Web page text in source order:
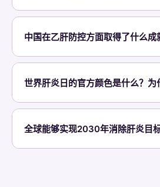
戊肝通常是自限性急性感染。丁
感染。
乙肝目前难以完全治愈（临床治
过抗病毒药物（恩替卡韦/替诺福
8-12周疗程治愈，治愈率超过95%
中国在乙肝防控方面取得了什么成
中国将HBsAg阳性率从1992年的
以下儿童降至0.3%（降幅超96%
为"地区和世界的典范"。
世界肝炎日的官方颜色是什么？为
紫色是世界肝炎日的官方代表色
多地地标建筑（如伯明翰图书馆、
全球能够实现2030年消除肝炎目标